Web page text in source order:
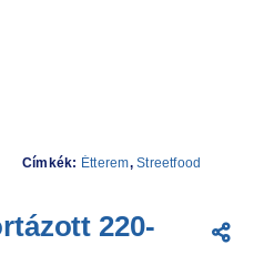
Címkék: Étterem,Streetfood
220-